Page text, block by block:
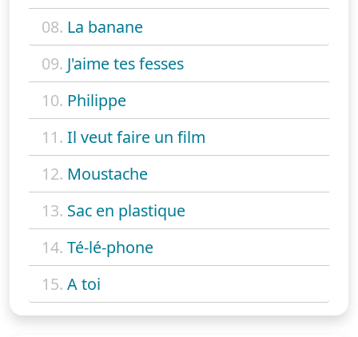
08. La banane
09. J'aime tes fesses
10. Philippe
11. Il veut faire un film
12. Moustache
13. Sac en plastique
14. Té-lé-phone
15. A toi